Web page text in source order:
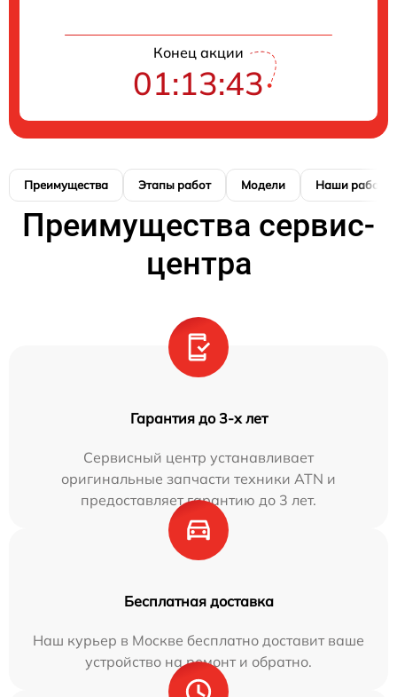
Конец акции
01:13:42
Преимущества Этапы работ Модели Наши работы
Преимущества сервис-
центра
Гарантия до 3-х лет
Сервисный центр устанавливает
оригинальные запчасти техники ATN и
предоставляет гарантию до 3 лет.
Бесплатная доставка
Наш курьер в Москве бесплатно доставит ваше
устройство на ремонт и обратно.